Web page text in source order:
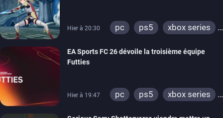
Hier à 20:30 pc ps5
xbox series
EA Sports FC 26 dévoile la troisième équipe
Futties
Hier à 19:47 pc ps5
xbox series